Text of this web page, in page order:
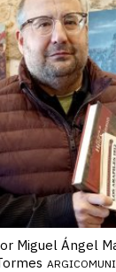
Miguel Ángel